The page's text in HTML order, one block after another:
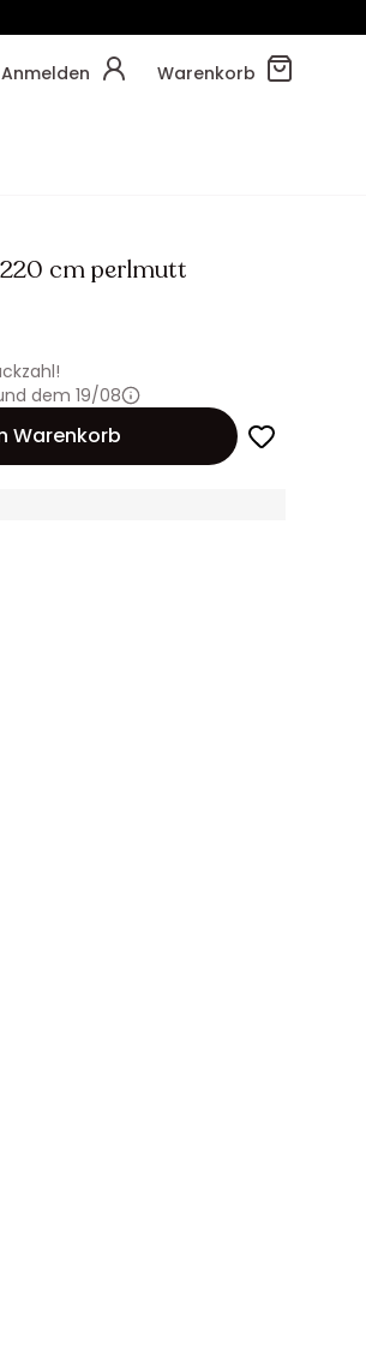
Anmelden Warenkorb
cm perlmutt
dem 19/08
Warenkorb